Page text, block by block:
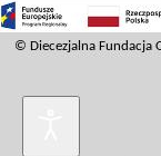
© Diecezjalna Fundacja